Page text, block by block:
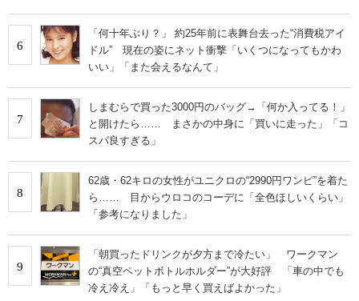
6
「何十年ぶり？」 約25年前に表舞台去った“消費税アイ
ドル” 現在の姿にネット衝撃「いくつになってもかわ
いい」「また会えるなんて」
7
しまむらで買った3000円のバッグ→「何か入ってる！」
と開けたら…… まさかの中身に「買いに走った」「コ
スパ良すぎる」
8
62歳・62キロの女性がユニクロの“2990円ワンピ”を着た
ら…… 目からウロコのコーデに「全色ほしいくらい」
「参考になりました」
9
「朝買ったドリンクが夕方まで冷たい」 ワークマン
の“真空ペットボトルホルダー”が大好評 「車の中でも
冷え冷え」「もっと早く買えばよかった」